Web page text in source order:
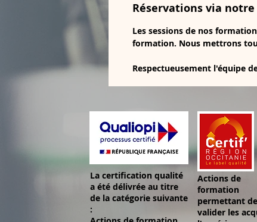
Réservations via
Les sessions de nos
formation. Nous mettrons
Respectueusement l'équipe
La certification qualité
a été délivrée au titre
de la catégorie suivante
:
Actions de
formation
permettant de
valider les